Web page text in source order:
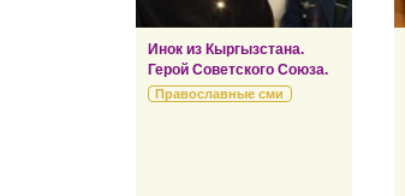
Инок из Кыргызстана.
Герой Советского Союза.
Православные сми